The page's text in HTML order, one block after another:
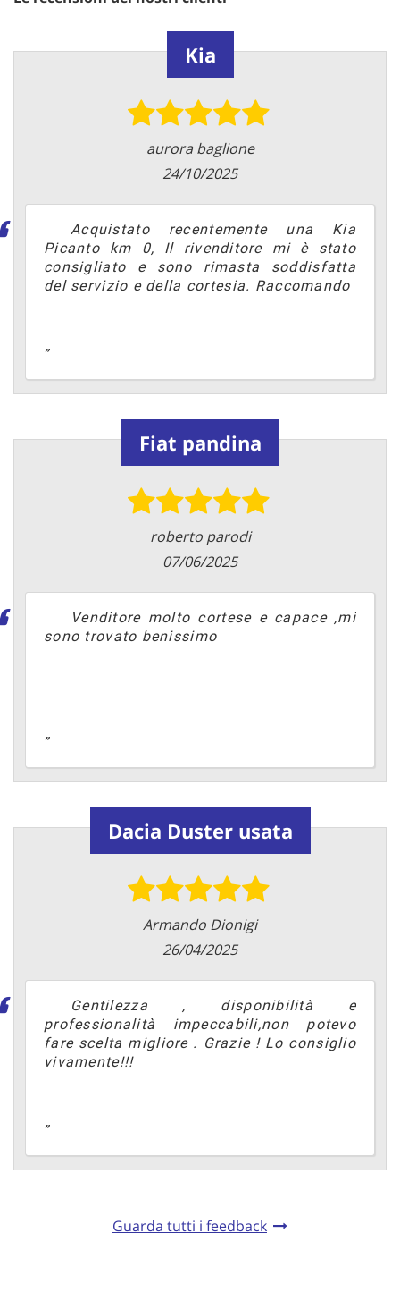
Kia
aurora baglione
24/10/2025
Acquistato recentemente una Kia
Picanto km 0, Il rivenditore mi è stato
consigliato e sono rimasta soddisfatta
del servizio e della cortesia. Raccomando
Fiat pandina
roberto parodi
07/06/2025
Venditore molto cortese e capace ,mi
sono trovato benissimo
Dacia Duster usata
Armando Dionigi
26/04/2025
Gentilezza , disponibilità e
professionalità impeccabili,non potevo
fare scelta migliore . Grazie ! Lo consiglio
vivamente!!!
Guarda tutti i feedback